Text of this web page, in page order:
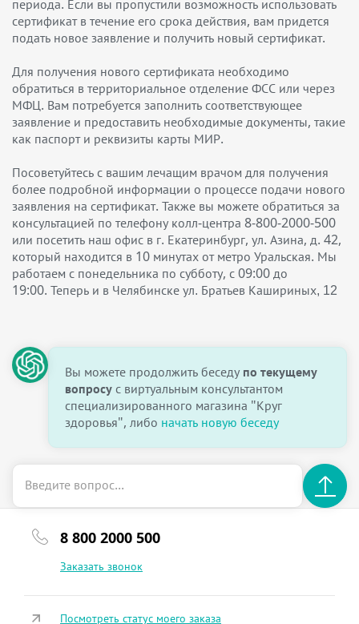
периода. Если вы пропустили возможность использовать
сертификат в течение его срока действия, вам придется
подать новое заявление и получить новый сертификат.
Для получения нового сертификата необходимо
обратиться в территориальное отделение ФСС или через
МФЦ. Вам потребуется заполнить соответствующее
заявление и предоставить необходимые документы, такие
как паспорт и реквизиты карты МИР.
Посоветуйтесь с вашим лечащим врачом для получения
более подробной информации о процессе подачи нового
заявления на сертификат. Также вы можете обратиться за
консультацией по телефону колл-центра 8-800-2000-500
или посетить наш офис в г. Екатеринбург, ул. Азина, д. 42,
который находится в 10 минутах от метро Уральская. Мы
работаем с понедельника по субботу, с 09:00 до
19:00. Теперь и в Челябинске ул. Братьев Кашириных, 12
Вы можете продолжить беседу по текущему
вопросус виртуальным консультантом
специализированного магазина "Круг
здоровья", либо начать новую беседу
8 800 2000 500
Заказать звонок
Посмотреть статус моего заказа